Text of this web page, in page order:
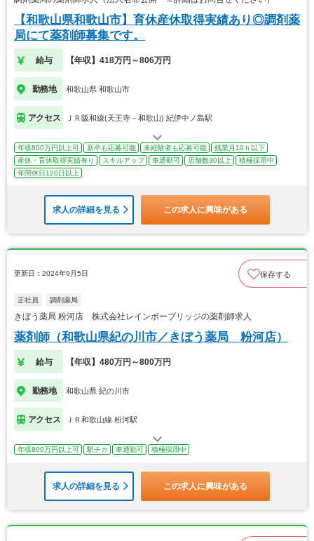
【和歌山県和歌山市】育休産休取得実績あり◎調剤薬
局にて薬剤師募集です。
給与 【年収】418万円～806万円
勤務地 和歌山県 和歌山市
アクセス ＪＲ阪和線(天王寺－和歌山) 紀伊中ノ島駅
年収800万円以上可 新卒も応募可能 未経験者も応募可能
残業月10ｈ以下
産休・育休取得実績有り
スキルアップ 車通勤可 店舗数30以上
積極採用中
年間休日120日以上
求人の詳細を見る この求人に興味がある
更新日：2024年9月5日 保存する
正社員 調剤薬局
きぼう薬局 粉河店 株式会社レインボーブリッジの薬剤師求人
薬剤師（和歌山県紀の川市／きぼう薬局 粉河店）
給与 【年収】480万円～800万円
勤務地 和歌山県 紀の川市
アクセス ＪＲ和歌山線 粉河駅
年収800万円以上可 駅チカ 車通勤可 積極採用中
求人の詳細を見る この求人に興味がある